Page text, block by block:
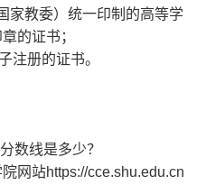
家教委）统一印制的高等学
的证书；
注册的证书。
数线是多少？
网站https://cce.shu.edu.cn